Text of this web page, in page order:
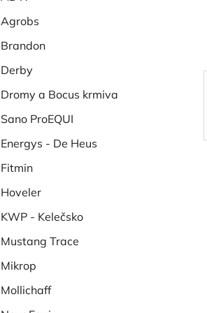
Agrobs
Brandon
Derby
Dromy a Bocus krmiva
Sano ProEQUI
Energys - De Heus
Fitmin
Hoveler
KWP - Kelečsko
Mustang Trace
Mikrop
Mollichaff